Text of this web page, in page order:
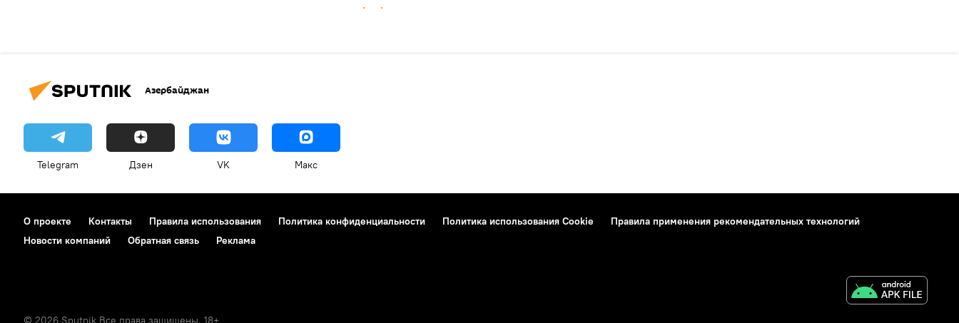
Азербайджан
Telegram Дзен VK Макс
О проекте Контакты Правила использования Политика конфиденциальности Политика использования Cookie
Правила применения рекомендательных технологий
Новости компаний
Обратная связь Реклама
© 2026 Sputnik Все права защищены. 18+